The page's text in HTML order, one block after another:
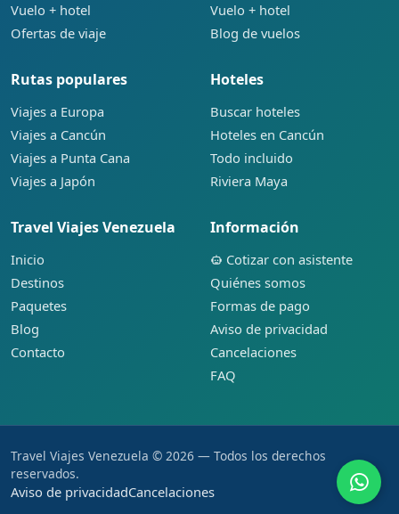
Vuelo + hotel
Ofertas de viaje
Vuelo + hotel
Blog de vuelos
Rutas populares
Viajes a Europa
Viajes a Cancún
Viajes a Punta Cana
Viajes a Japón
Hoteles
Buscar hoteles
Hoteles en Cancún
Todo incluido
Riviera Maya
Travel Viajes Venezuela
Inicio
Destinos
Paquetes
Blog
Contacto
Información
Cotizar con asistente
Quiénes somos
Formas de pago
Aviso de privacidad
Cancelaciones
FAQ
Travel Viajes Venezuela © 2026 — Todos los derechos
reservados.
Aviso de privacidadCancelaciones